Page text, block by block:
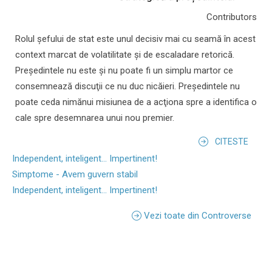
Contributors
Rolul şefului de stat este unul decisiv mai cu seamă în acest
context marcat de volatilitate şi de escaladare retorică.
Preşedintele nu este şi nu poate fi un simplu martor ce
consemnează discuţii ce nu duc nicăieri. Preşedintele nu
poate ceda nimănui misiunea de a acţiona spre a identifica o
cale spre desemnarea unui nou premier.
CITESTE
Independent, inteligent... Impertinent!
Simptome - Avem guvern stabil
Independent, inteligent... Impertinent!
Vezi toate din Controverse